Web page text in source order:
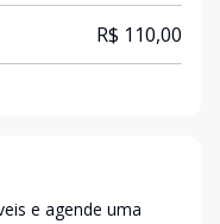
R$ 110,00
e agende uma